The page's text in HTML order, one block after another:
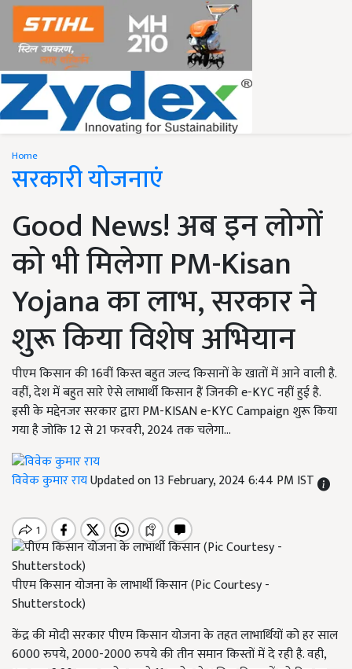
Home
सरकारी योजनाएं
Good News! अब इन लोगों
को भी मिलेगा PM-Kisan
Yojana का लाभ, सरकार ने
शुरू किया विशेष अभियान
पीएम किसान की 16वीं किस्त बहुत जल्द किसानों के खातों में आने वाली है.
वहीं, देश में बहुत सारे ऐसे लाभार्थी किसान हैं जिनकी e-KYC नहीं हुई है.
इसी के मद्देनजर सरकार द्वारा PM-KISAN e-KYC Campaign शुरू किया
गया है जोकि 12 से 21 फरवरी, 2024 तक चलेगा...
विवेक कुमार रायUpdated on 13 February, 2024 6:44 PM IST
पीएम किसान योजना के लाभार्थी किसान (Pic Courtesy -
Shutterstock)
केंद्र की मोदी सरकार पीएम किसान योजना के तहत लाभार्थियों को हर साल
6000 रुपये, 2000-2000 रुपये की तीन समान किस्तों में दे रही है. वही,